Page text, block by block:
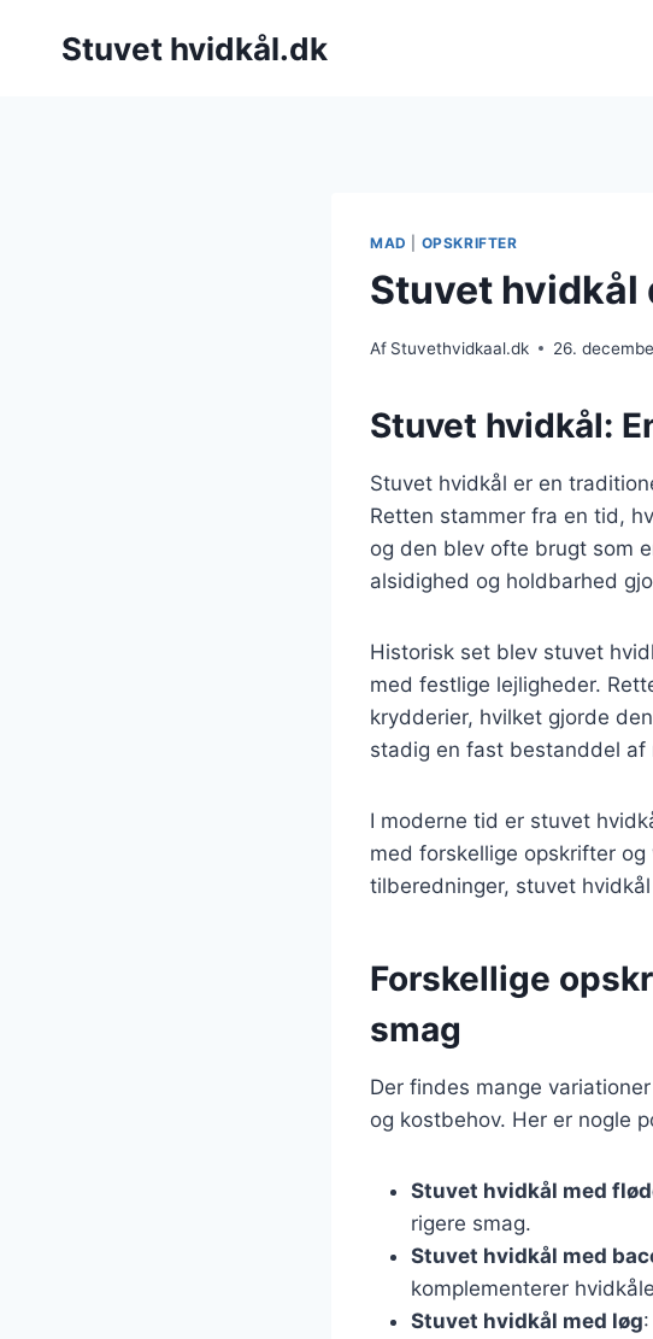
Stuvet hvidkål.dk
MAD OPSKRIFTER
Stuvet hvidkål
Af Stuvethvidkaal.dk 26.
Stuvet hvidkål:
Stuvet hvidkål er en
Retten stammer fra en tid,
og den blev ofte brugt som
alsidighed og holdbarhed
Historisk set blev stuvet
med festlige lejligheder.
krydderier, hvilket gjorde
stadig en fast bestanddel
I moderne tid er stuvet
med forskellige opskrifter
tilberedninger, stuvet
Forskellige
smag
Der findes mange
og kostbehov. Her er nogle
Stuvet hvidkål med
rigere smag.
Stuvet hvidkål med
komplementerer
Stuvet hvidkål med løg